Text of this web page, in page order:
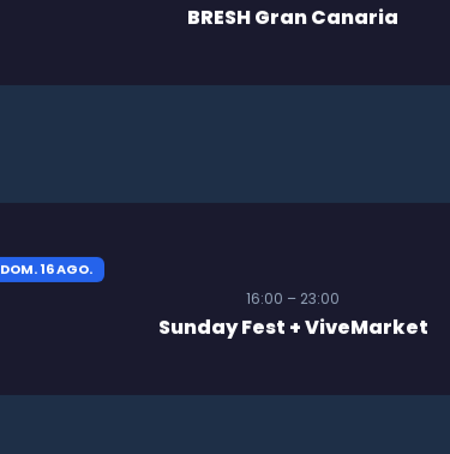
BRESH Gran Canaria
DOM. 16 AGO.
16:00 – 23:00
Sunday Fest + ViveMarket